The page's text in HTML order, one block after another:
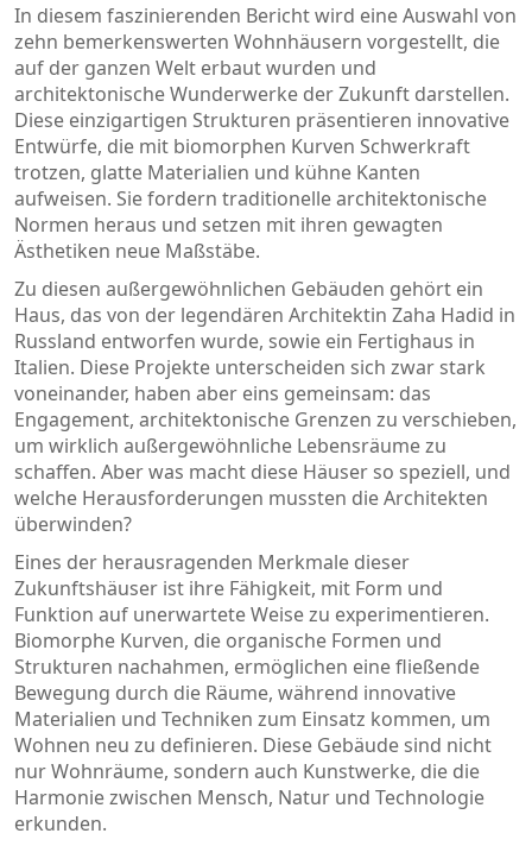
In diesem faszinierenden Bericht wird eine Auswahl von
zehn bemerkenswerten Wohnhäusern vorgestellt, die
auf der ganzen Welt erbaut wurden und
architektonische Wunderwerke der Zukunft darstellen.
Diese einzigartigen Strukturen präsentieren innovative
Entwürfe, die mit biomorphen Kurven Schwerkraft
trotzen, glatte Materialien und kühne Kanten
aufweisen. Sie fordern traditionelle architektonische
Normen heraus und setzen mit ihren gewagten
Ästhetiken neue Maßstäbe.
Zu diesen außergewöhnlichen Gebäuden gehört ein
Haus, das von der legendären Architektin Zaha Hadid in
Russland entworfen wurde, sowie ein Fertighaus in
Italien. Diese Projekte unterscheiden sich zwar stark
voneinander, haben aber eins gemeinsam: das
Engagement, architektonische Grenzen zu verschieben,
um wirklich außergewöhnliche Lebensräume zu
schaffen. Aber was macht diese Häuser so speziell, und
welche Herausforderungen mussten die Architekten
überwinden?
Eines der herausragenden Merkmale dieser
Zukunftshäuser ist ihre Fähigkeit, mit Form und
Funktion auf unerwartete Weise zu experimentieren.
Biomorphe Kurven, die organische Formen und
Strukturen nachahmen, ermöglichen eine fließende
Bewegung durch die Räume, während innovative
Materialien und Techniken zum Einsatz kommen, um
Wohnen neu zu definieren. Diese Gebäude sind nicht
nur Wohnräume, sondern auch Kunstwerke, die die
Harmonie zwischen Mensch, Natur und Technologie
erkunden.